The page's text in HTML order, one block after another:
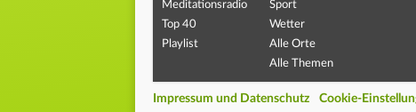
Meditationsradio
Top 40
Playlist
Sport
Wetter
Alle Orte
Alle Themen
Impressum und Datenschutz Cookie-